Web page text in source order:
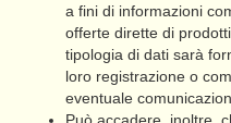
a fini di informazioni
offerte dirette di
tipologia di dati sarà
loro registrazione o
eventuale
Può accadere, inoltre,